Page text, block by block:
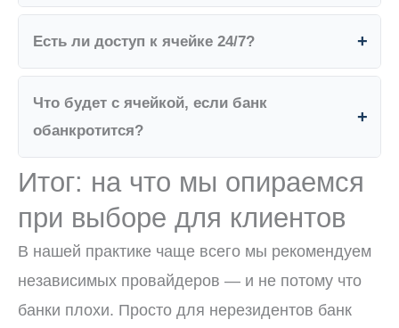
Есть ли доступ к ячейке 24/7?
Что будет с ячейкой, если банк
обанкротится?
Итог: на что мы опираемся
при выборе для клиентов
В нашей практике чаще всего мы рекомендуем
независимых провайдеров — и не потому что
банки плохи. Просто для нерезидентов банк